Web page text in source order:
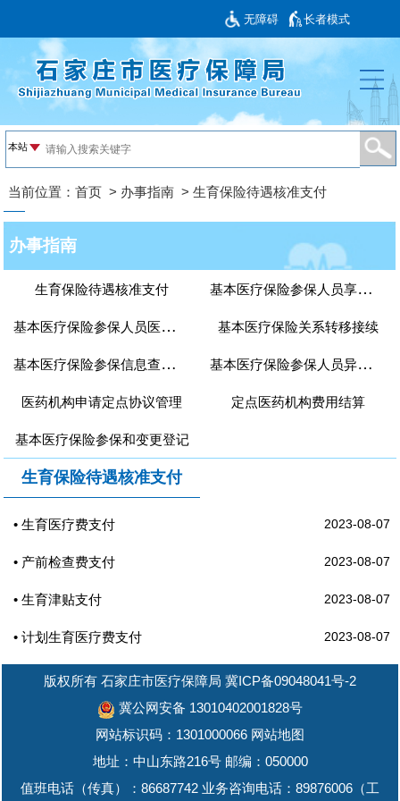
无障碍 长者模式
当前位置： 首页> 办事指南> 生育保险待遇核准支付
办事指南
生育保险待遇核准支付 基本医疗保险参保人员享受门诊...
基本医疗保险参保人员医疗费用... 基本医疗保险关系转移接续
基本医疗保险参保信息查询和个... 基本医疗保险参保人员异地就医...
医药机构申请定点协议管理 定点医药机构费用结算
基本医疗保险参保和变更登记
生育保险待遇核准支付
• 生育医疗费支付 2023-08-07
• 产前检查费支付 2023-08-07
• 生育津贴支付 2023-08-07
• 计划生育医疗费支付 2023-08-07